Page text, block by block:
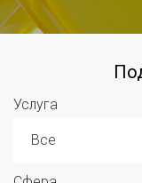
Услуга
Все